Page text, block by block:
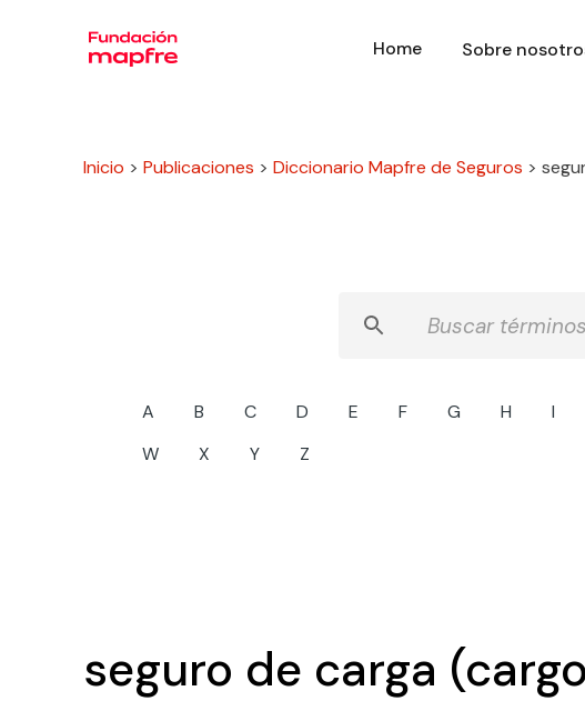
Home Sobre
Inicio > Publicaciones > Diccionario Mapfre de Seguros >
A B C D E F G H I
W
X Y Z
seguro de carga